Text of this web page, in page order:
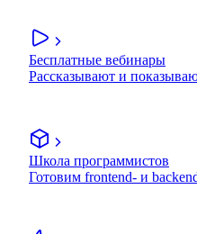
Бесплатные вебинары
Рассказывают и
Школа программистов
Готовим frontend- и